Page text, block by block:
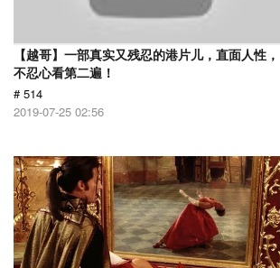
【越哥】一部真实又残忍的港片儿，直面人性，
不忍心看第二遍！
# 514
2019-07-25 02:56